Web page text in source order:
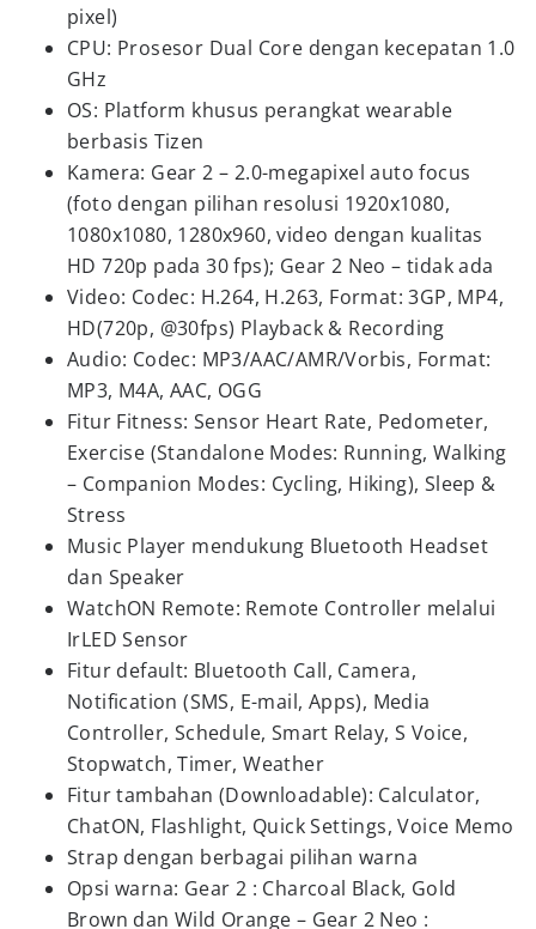
pixel)
CPU: Prosesor Dual Core dengan kecepatan 1.0
GHz
OS: Platform khusus perangkat wearable
berbasis Tizen
Kamera: Gear 2 – 2.0-megapixel auto focus
(foto dengan pilihan resolusi 1920x1080,
1080x1080, 1280x960, video dengan kualitas
HD 720p pada 30 fps); Gear 2 Neo – tidak ada
Video: Codec: H.264, H.263, Format: 3GP, MP4,
HD(720p, @30fps) Playback & Recording
Audio: Codec: MP3/AAC/AMR/Vorbis, Format:
MP3, M4A, AAC, OGG
Fitur Fitness: Sensor Heart Rate, Pedometer,
Exercise (Standalone Modes: Running, Walking
– Companion Modes: Cycling, Hiking), Sleep &
Stress
Music Player mendukung Bluetooth Headset
dan Speaker
WatchON Remote: Remote Controller melalui
IrLED Sensor
Fitur default: Bluetooth Call, Camera,
Notification (SMS, E-mail, Apps), Media
Controller, Schedule, Smart Relay, S Voice,
Stopwatch, Timer, Weather
Fitur tambahan (Downloadable): Calculator,
ChatON, Flashlight, Quick Settings, Voice Memo
Strap dengan berbagai pilihan warna
Opsi warna: Gear 2 : Charcoal Black, Gold
Brown dan Wild Orange – Gear 2 Neo :